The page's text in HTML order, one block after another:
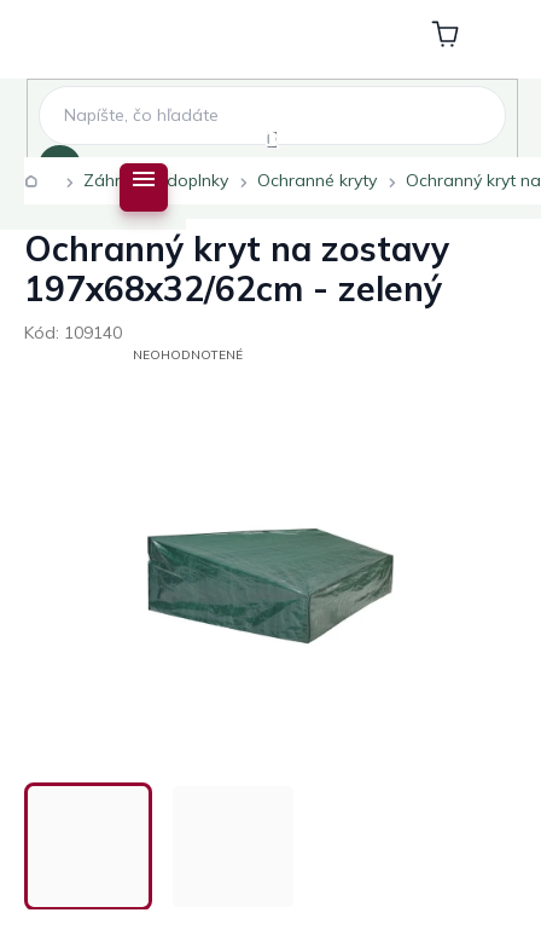
Nákupný
košík
DomovZáhradné doplnky Ochranné kryty Ochranný kryt
Ochranný kryt na zostavy
197x68x32/62cm - zelený
Kód: 109140
PRIEMERNÉNEOHODNOTENÉ